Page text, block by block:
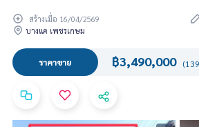
สร้างเมื่อ 16/04/2569
บางแค เพชรเกษม
ราคาขาย ฿3,490,000